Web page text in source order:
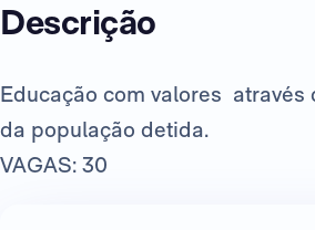
Descrição
Educação com valores
da população detida.
VAGAS: 30